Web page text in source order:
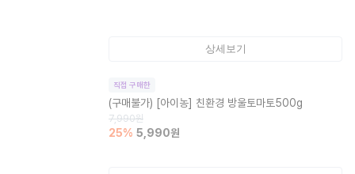
상세보기
직접 구매한
(구매불가) [아이농] 친환경 방울토마토500g
7,990원
25% 5,990원